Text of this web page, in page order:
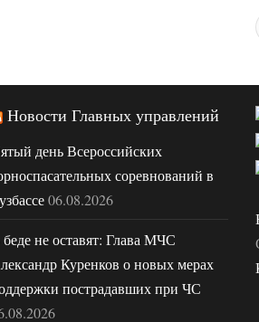
Новости Главных управлений
день Всероссийских
соревнований в
06.08.2026
не оставят: Глава МЧС
Куренков о новых мерах
пострадавших при ЧС